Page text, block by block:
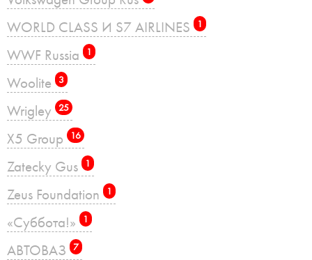
WORLD CLASS И S7 AIRLINES 1
WWF Russia 1
Woolite 3
Wrigley 25
X5 Group 16
Zatecky Gus 1
Zeus Foundation 1
«Суббота!» 1
АВТОВАЗ 7